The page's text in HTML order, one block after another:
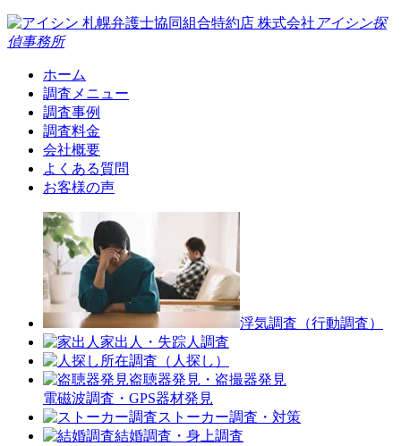
札幌弁護士協同組合特約店 株式会社 アイシン探
偵事務所
ホーム
調査メニュー
調査事例
調査料金
会社概要
よくある質問
お客様の声
浮気調査（行動調査）
家出人・失踪人調査
所在調査（人探し）
盗聴器発見・盗撮器発見
電磁波調査・GPS器材発見
ストーカー調査・対策
結婚調査・身上調査